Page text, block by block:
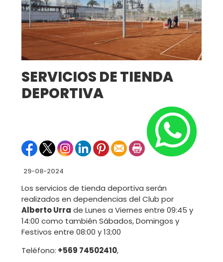
SERVICIOS DE TIENDA
DEPORTIVA
29-08-2024
Los servicios de tienda deportiva serán
realizados en dependencias del Club por
Alberto Urra de Lunes a Viernes entre 09:45 y
14:00 como también Sábados, Domingos y
Festivos entre 08:00 y 13;00
Teléfono: +569 74502410,